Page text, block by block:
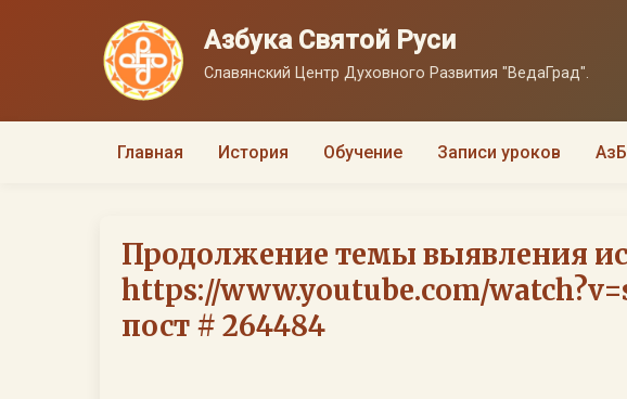
Азбука Святой Руси
Славянский Центр Духовного Развития "ВедаГрад".
Главная История Обучение Записи уроков
Продолжение темы выявления
https://www.youtube.com/
пост # 264484